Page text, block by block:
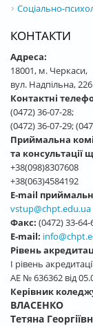
Соціально-
КОНТАКТИ
Адреса:
18001, м. Черкаси,
вул. Надпільна, 226
Контактні
(0472) 36-07-28;
(0472) 36-07-29;
Приймальна
та консультації
+38(098)8307608
+38(063)4584192
E-mail
vstup@chpt.edu.ua
Факс: (0472) 33-64-
E-mail:
Рівень
І рівень
АЕ № 636362 від
Керівник
ВЛАСЕНКО
Тетяна